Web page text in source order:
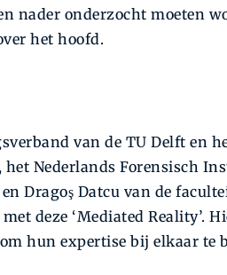
nader onderzocht moeten
het hoofd.
van de TU Delft en
Nederlands Forensisch
Dragoş Datcu van de
deze ‘Mediated Reality’.
hun expertise bij elkaar te